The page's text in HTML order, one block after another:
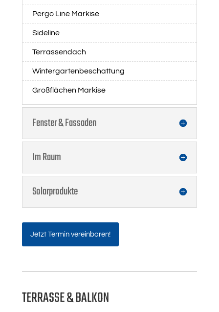
Pergo Line Markise
Sideline
Terrassendach
Wintergartenbeschattung
Großflächen Markise
Fenster & Fassaden
Im Raum
Solarprodukte
Jetzt Termin vereinbaren!
TERRASSE & BALKON